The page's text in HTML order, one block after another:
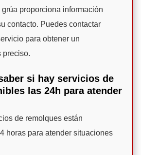
proporciona información
contacto. Puedes contactar
para obtener un
preciso.
si hay servicios de
las 24h para atender
de remolques están
horas para atender situaciones